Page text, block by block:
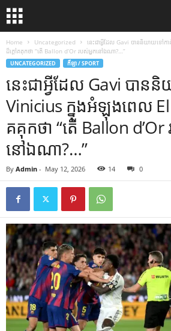
Home Uncategorized
នេះជាអ្វីដែល Gavi បាននិយាយទៅ
ដ៏ក្ដៅគគុកថា “តើ Ballon d’Or របស់អ្នកនៅឯណា?…”
UNCATEGORIZED កីឡា / SPORT
នេះជាអ្វីដែល Gavi បាន
Vinicius ក្នុងអំឡុងពេល El
គគុកថា “តើ Ballon d’Or
នៅឯណា?…”
By Admin - May 12, 2026 14 0